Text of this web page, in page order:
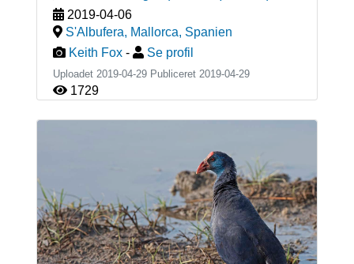
2019-04-06
S'Albufera, Mallorca, Spanien
Keith Fox - Se profil
Uploadet 2019-04-29 Publiceret 2019-04-29
1729